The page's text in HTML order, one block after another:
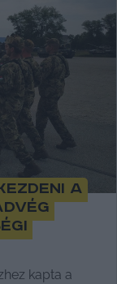
a
kapta a